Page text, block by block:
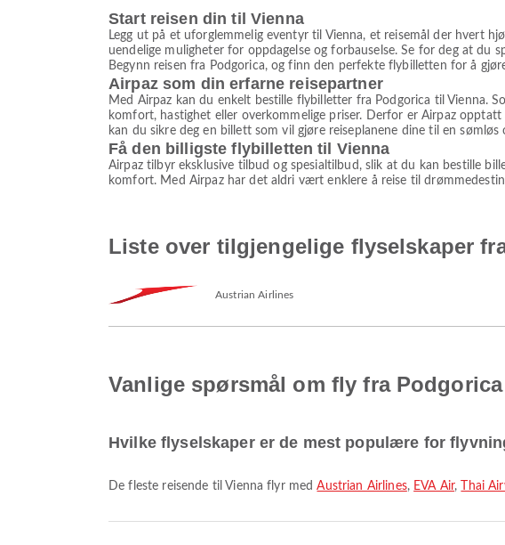
Start reisen din til Vienna
Legg ut på et uforglemmelig eventyr til Vienna, et reisemål der hvert
uendelige muligheter for oppdagelse og forbauselse. Se for deg at du
Begynn reisen fra Podgorica, og finn den perfekte flybilletten for å
Airpaz som din erfarne reisepartner
Med Airpaz kan du enkelt bestille flybilletter fra Podgorica til Vienna.
komfort, hastighet eller overkommelige priser. Derfor er Airpaz
kan du sikre deg en billett som vil gjøre reiseplanene dine til en sømløs
Få den billigste flybilletten til Vienna
Airpaz tilbyr eksklusive tilbud og spesialtilbud, slik at du kan bestille
komfort. Med Airpaz har det aldri vært enklere å reise til
Liste over tilgjengelige flyselskaper
Austrian Airlines
Vanlige spørsmål om fly fra
Hvilke flyselskaper er de mest populære for
De fleste reisende til Vienna flyr medAustrian Airlines, EVA Air, Thai